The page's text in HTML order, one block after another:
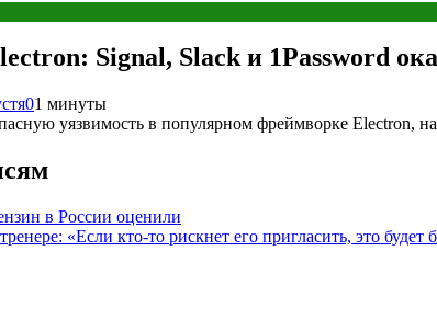
Signal, Slack и 1Password
01 минуты
уязвимость в популярном фреймворке Electron,
в России оценили
«Если кто-то рискнет его пригласить, это будет